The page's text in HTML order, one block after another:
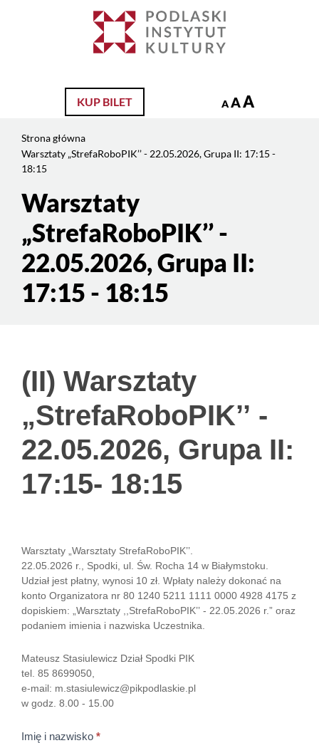
17:15
18:15
KUP BILET A AA
Strona główna
Warsztaty „StrefaRoboPIK’’ - 22.05.2026, Grupa II: 17:15 -
18:15
Treść
stronyWarsztaty
„StrefaRoboPIK’’ -
22.05.2026, Grupa II:
17:15 - 18:15
(II) Warsztaty
„StrefaRoboPIK’’
- 22.05.2026,
Grupa II: 17:15-
18:15
(II) Warsztaty
„StrefaRoboPIK’’ -
22.05.2026, Grupa II:
17:15- 18:15
Warsztaty „Warsztaty StrefaRoboPIK’’.
22.05.2026 r., Spodki, ul. Św. Rocha 14 w Białymstoku.
Udział jest płatny, wynosi 10 zł. Wpłaty należy dokonać na
konto Organizatora nr 80 1240 5211 1111 0000 4928 4175 z
dopiskiem: „Warsztaty ,,StrefaRoboPIK’’ - 22.05.2026 r.” oraz
podaniem imienia i nazwiska Uczestnika.
Mateusz Stasiulewicz Dział Spodki PIK
tel. 85 8699050,
e-mail: m.stasiulewicz@pikpodlaskie.pl
w godz. 8.00 - 15.00
Imię i nazwisko *